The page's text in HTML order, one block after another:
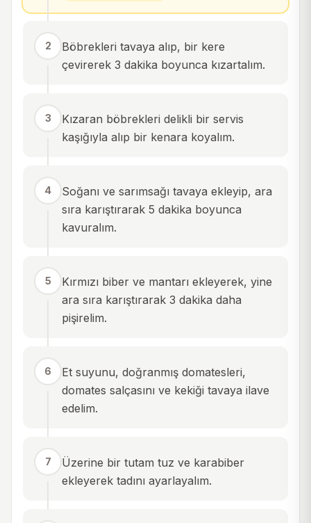
2
Böbrekleri tavaya alıp, bir kere
çevirerek 3 dakika boyunca kızartalım.
3
Kızaran böbrekleri delikli bir servis
kaşığıyla alıp bir kenara koyalım.
4
Soğanı ve sarımsağı tavaya ekleyip, ara
sıra karıştırarak 5 dakika boyunca
kavuralım.
5
Kırmızı biber ve mantarı ekleyerek, yine
ara sıra karıştırarak 3 dakika daha
pişirelim.
6
Et suyunu, doğranmış domatesleri,
domates salçasını ve kekiği tavaya ilave
edelim.
7
Üzerine bir tutam tuz ve karabiber
ekleyerek tadını ayarlayalım.